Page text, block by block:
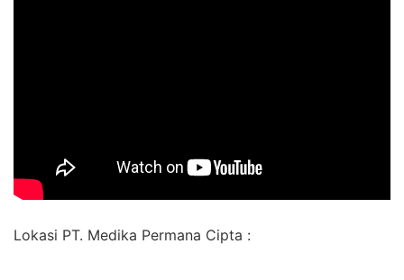
Lokasi PT. Medika Permana Cipta :